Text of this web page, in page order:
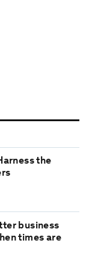
the
business
times are